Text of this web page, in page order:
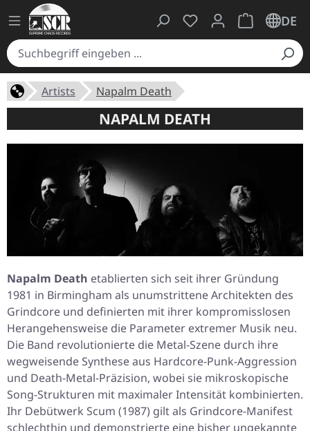
Du hast 0 Produkte
Warenkorb
DE
Artists Napalm Death
NAPALM DEATH
Napalm Death etablierten sich seit ihrer Gründung
1981 in Birmingham als unumstrittene Architekten des
Grindcore und definierten mit ihrer kompromisslosen
Herangehensweise die Parameter extremer Musik neu.
Die Band revolutionierte die Metal-Szene durch ihre
wegweisende Synthese aus Hardcore-Punk-Aggression
und Death-Metal-Präzision, wobei sie mikroskopische
Song-Strukturen mit maximaler Intensität kombinierten.
Ihr Debütwerk Scum (1987) gilt als Grindcore-Manifest
schlechthin und demonstrierte eine bisher ungekannte